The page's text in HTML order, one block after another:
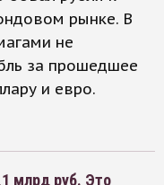
рынке. В
не
за прошедшее
и евро.
млрд руб. Это